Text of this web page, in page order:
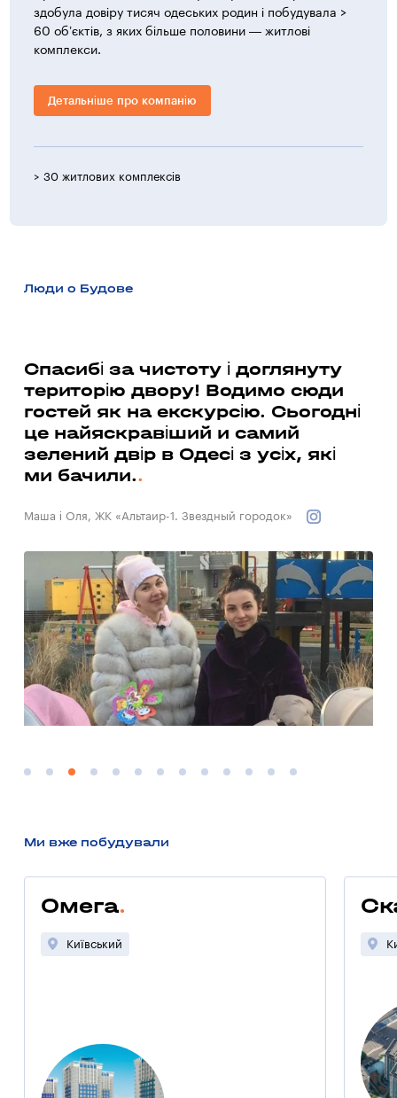
здобула довіру тисяч одеських родин і побудувала >
60 об’єктів, з яких більше половини — житлові
комплекси.
Детальніше про компанію
> 30 житлових комплексів
Люди о Будове
Спасибі за чистоту і доглянуту
територію двору! Водимо сюди
гостей як на екскурсію. Сьогодні
це найяскравіший и самий
зелений двір в Одесі з усіх, які
ми бачили.
Маша і Оля, ЖК «Альтаир-1. Звездный городок»
Ми вже побудували
Омега
Київський